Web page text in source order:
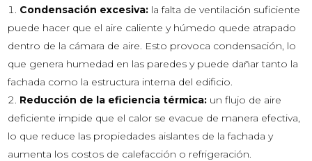
Condensación excesiva: la falta de ventilación suficiente
puede hacer que el aire caliente y húmedo quede atrapado
dentro de la cámara de aire. Esto provoca condensación, lo
que genera humedad en las paredes y puede dañar tanto la
fachada como la estructura interna del edificio.
Reducción de la eficiencia térmica: un flujo de aire
deficiente impide que el calor se evacue de manera efectiva,
lo que reduce las propiedades aislantes de la fachada y
aumenta los costos de calefacción o refrigeración.